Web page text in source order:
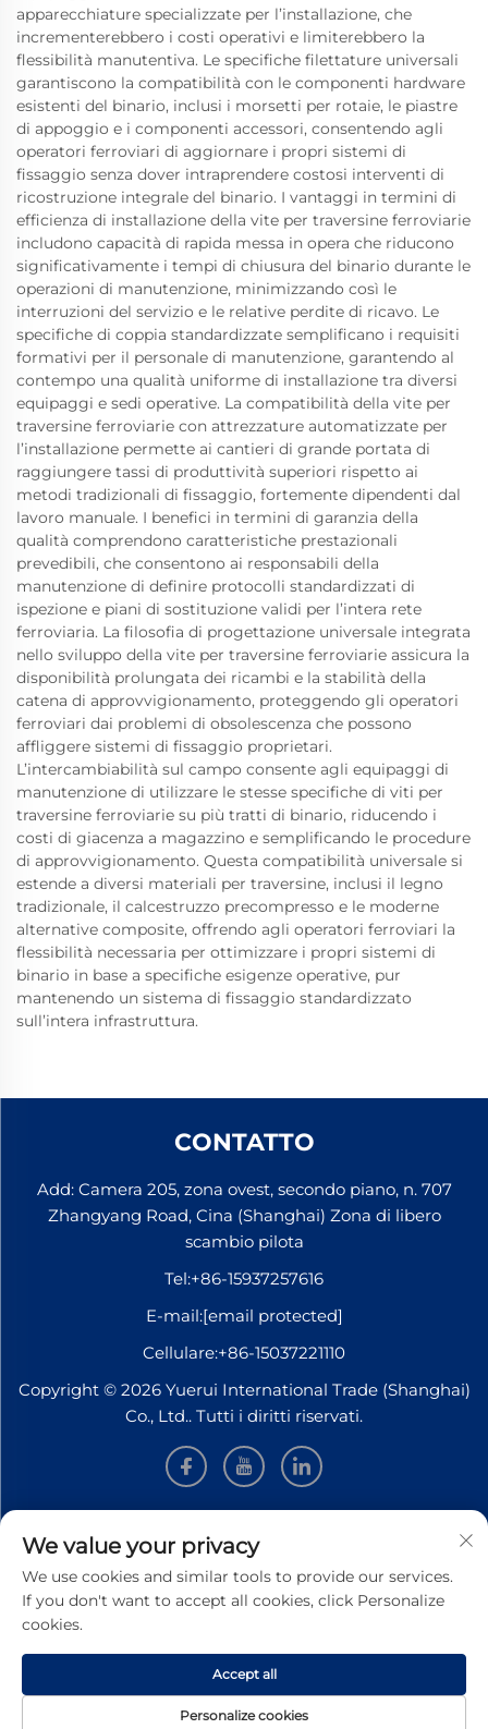
apparecchiature specializzate per l’installazione, che
incrementerebbero i costi operativi e limiterebbero la
flessibilità manutentiva. Le specifiche filettature universali
garantiscono la compatibilità con le componenti hardware
esistenti del binario, inclusi i morsetti per rotaie, le piastre
di appoggio e i componenti accessori, consentendo agli
operatori ferroviari di aggiornare i propri sistemi di
fissaggio senza dover intraprendere costosi interventi di
ricostruzione integrale del binario. I vantaggi in termini di
efficienza di installazione della vite per traversine ferroviarie
includono capacità di rapida messa in opera che riducono
significativamente i tempi di chiusura del binario durante le
operazioni di manutenzione, minimizzando così le
interruzioni del servizio e le relative perdite di ricavo. Le
specifiche di coppia standardizzate semplificano i requisiti
formativi per il personale di manutenzione, garantendo al
contempo una qualità uniforme di installazione tra diversi
equipaggi e sedi operative. La compatibilità della vite per
traversine ferroviarie con attrezzature automatizzate per
l’installazione permette ai cantieri di grande portata di
raggiungere tassi di produttività superiori rispetto ai
metodi tradizionali di fissaggio, fortemente dipendenti dal
lavoro manuale. I benefici in termini di garanzia della
qualità comprendono caratteristiche prestazionali
prevedibili, che consentono ai responsabili della
manutenzione di definire protocolli standardizzati di
ispezione e piani di sostituzione validi per l’intera rete
ferroviaria. La filosofia di progettazione universale integrata
nello sviluppo della vite per traversine ferroviarie assicura la
disponibilità prolungata dei ricambi e la stabilità della
catena di approvvigionamento, proteggendo gli operatori
ferroviari dai problemi di obsolescenza che possono
affliggere sistemi di fissaggio proprietari.
L’intercambiabilità sul campo consente agli equipaggi di
manutenzione di utilizzare le stesse specifiche di viti per
traversine ferroviarie su più tratti di binario, riducendo i
costi di giacenza a magazzino e semplificando le procedure
di approvvigionamento. Questa compatibilità universale si
estende a diversi materiali per traversine, inclusi il legno
tradizionale, il calcestruzzo precompresso e le moderne
alternative composite, offrendo agli operatori ferroviari la
flessibilità necessaria per ottimizzare i propri sistemi di
binario in base a specifiche esigenze operative, pur
mantenendo un sistema di fissaggio standardizzato
sull’intera infrastruttura.
CONTATTO
Add: Camera 205, zona ovest, secondo piano, n. 707
Zhangyang Road, Cina (Shanghai) Zona di libero
scambio pilota
Tel:+86-15937257616
E-mail:[email protected]
Cellulare:+86-15037221110
Copyright © 2026 Yuerui International Trade (Shanghai)
Co., Ltd.. Tutti i diritti riservati.
INFORMAZIONI
Iscriviti per ricevere la nostra newsletter settimanale
INVIA
We value your privacy
We use cookies and similar tools to provide our services.
If you don't want to accept all cookies, click Personalize
cookies.
Personalize cookies
Accept all